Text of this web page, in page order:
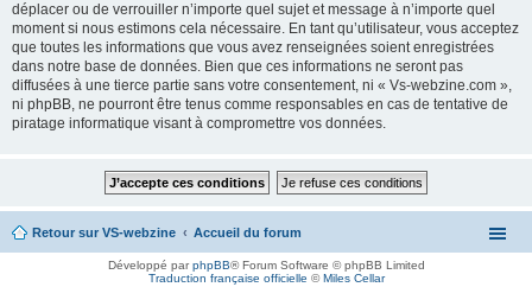
déplacer ou de verrouiller n’importe quel sujet et message à n’importe quel
moment si nous estimons cela nécessaire. En tant qu’utilisateur, vous acceptez
que toutes les informations que vous avez renseignées soient enregistrées
dans notre base de données. Bien que ces informations ne seront pas
diffusées à une tierce partie sans votre consentement, ni « Vs-webzine.com »,
ni phpBB, ne pourront être tenus comme responsables en cas de tentative de
piratage informatique visant à compromettre vos données.
Retour sur VS-webzine Accueil du forum
Développé parphpBB® Forum Software © phpBB Limited
Traduction française officielle ©Miles Cellar